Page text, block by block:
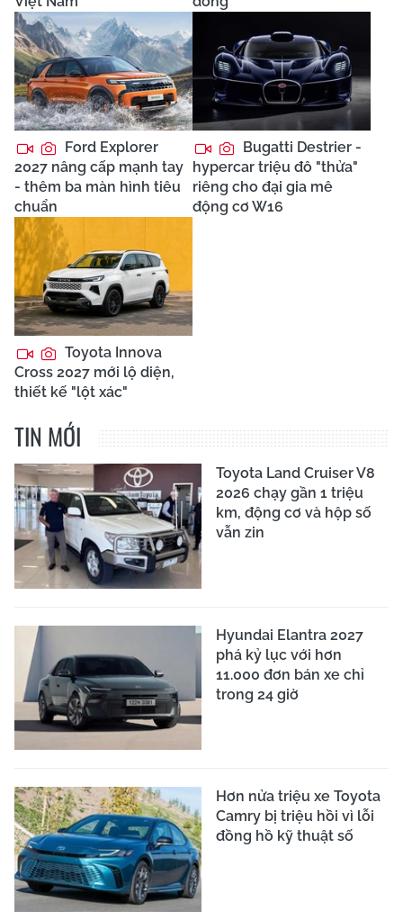
Ford Explorer
2027 nâng cấp mạnh tay
- thêm ba màn hình tiêu
chuẩn
Bugatti Destrier -
hypercar triệu đô "thửa"
riêng cho đại gia mê
động cơ W16
Toyota Innova
Cross 2027 mới lộ diện,
thiết kế "lột xác"
TIN MỚI
Toyota Land Cruiser V8
2026 chạy gần 1 triệu
km, động cơ và hộp số
vẫn zin
Hyundai Elantra 2027
phá kỷ lục với hơn
11.000 đơn bán xe chỉ
trong 24 giờ
Hơn nửa triệu xe Toyota
Camry bị triệu hồi vì lỗi
đồng hồ kỹ thuật số